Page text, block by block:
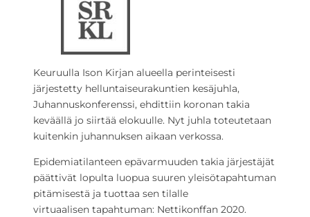
Keuruulla Ison Kirjan alueella perinteisesti
järjestetty helluntaiseurakuntien kesäjuhla,
Juhannuskonferenssi, ehdittiin koronan takia
keväällä jo siirtää elokuulle. Nyt juhla toteutetaan
kuitenkin juhannuksen aikaan verkossa.
Epidemiatilanteen epävarmuuden takia järjestäjät
päättivät lopulta luopua suuren yleisötapahtuman
pitämisestä ja tuottaa sen tilalle
virtuaalisen tapahtuman: Nettikonffan 2020.